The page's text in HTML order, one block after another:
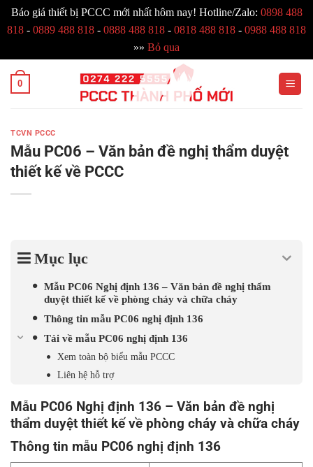
Báo giá thiết bị PCCC mới nhất hôm nay! Hotline/Zalo: 0898 488
818 - 0889 488 818 - 0888 488 818 - 0818 488 818 - 0988 488 818
»» Bỏ qua
0
TCVN PCCC
Mẫu PC06 – Văn bản đề nghị thẩm duyệt
thiết kế về PCCC
Mục lục
Mẫu PC06 Nghị định 136 – Văn bản đề nghị thẩm
duyệt thiết kế về phòng cháy và chữa cháy
Thông tin mẫu PC06 nghị định 136
Tải về mẫu PC06 nghị định 136
Xem toàn bộ biểu mẫu PCCC
Liên hệ hỗ trợ
Mẫu PC06 Nghị định 136 – Văn bản đề nghị
thẩm duyệt thiết kế về phòng cháy và chữa cháy
Thông tin mẫu PC06 nghị định 136